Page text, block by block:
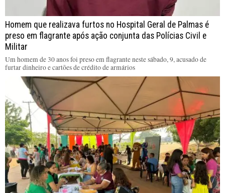
Homem que realizava furtos no Hospital Geral de Palmas é
preso em flagrante após ação conjunta das Polícias Civil e
Militar
Um homem de 30 anos foi preso em flagrante neste sábado, 9, acusado de
furtar dinheiro e cartões de crédito de armários